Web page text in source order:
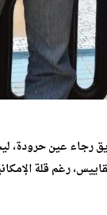
رجاء عين
رغم قلة